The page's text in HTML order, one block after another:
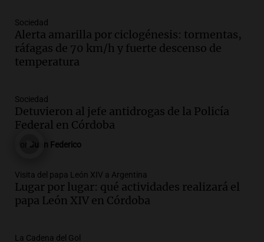
Audio.
lluvias, senadores manifiestan
oposición a ley de tierras
Panorama Federal
Audio.
centro de esquí Penitentes Park tras
siete años de cierre por falta de nieve
Episodios
Audio.Madres en Rosario piden por la
ley Joaquín.
Viva la Radio Rosario
Audio. Juan Pedro Colombo, rematador
Sociedad
Alerta amarilla por ciclogénesis: tormentas,
ráfagas de 70 km/h y fuerte descenso de
temperatura
Sociedad
Detuvieron al jefe antidrogas de la Policía
Federal en Córdoba
Juan Federico
Visita del papa León XIV a Argentina
Lugar por lugar: qué actividades realizará el
papa León XIV en Córdoba
La Cadena del Gol